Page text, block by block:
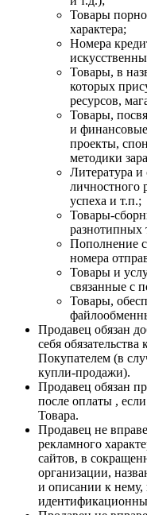
Товары
характера;
Номера
Товары, в
которых
ресурсов,
Товары,
и
проекты,
методики
Литература и
личностного
успеха и т.п.;
Товары-
разнотипных
Пополнение
номера
Товары и
связанные с
Товары,
Продавец обязан
себя
Покупателем (в
купли-продажи).
Продавец обязан
после оплаты ,
Товара.
Продавец не
рекламного
сайтов, в
организации,
и описании к нему,